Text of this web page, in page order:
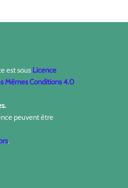
est sous Licence
Mêmes Conditions 4.0
peuvent être
.